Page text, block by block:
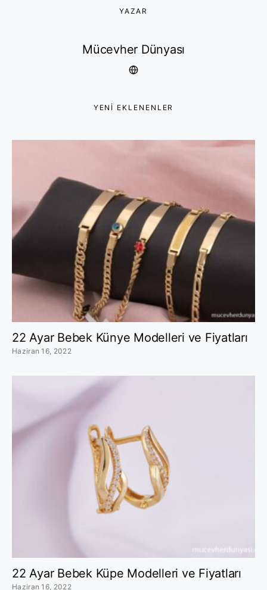
YAZAR
Mücevher Dünyası
YENI EKLENENLER
22 Ayar Bebek Künye Modelleri ve Fiyatları
Haziran 16, 2022
22 Ayar Bebek Küpe Modelleri ve Fiyatları
Haziran 16, 2022